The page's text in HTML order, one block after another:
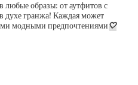
образы: от аутфитов с
духе гранжа! Каждая может
модными предпочтениями🤍